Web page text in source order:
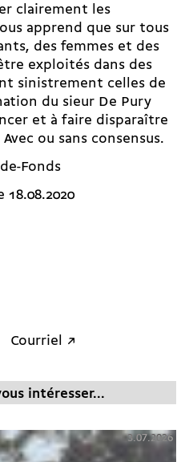
clairement les
apprend que sur tous
des femmes et des
exploités dans des
sinistrement celles de
du sieur De Pury
et à faire disparaître
ou sans consensus.
Fonds
Courriel ↗
intéresser...
3.07.2026